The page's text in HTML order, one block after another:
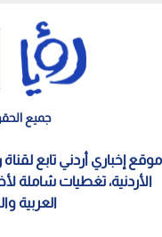
جميع
موقع إخباري أردني تابع لقناة
الأردنية، تغطيات شاملة
العربية